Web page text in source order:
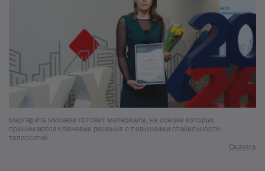
Маргарита Михеева готовит материалы, на основе которых
принимаются ключевые решения о повышении стабильности
теплосетей
Скачать